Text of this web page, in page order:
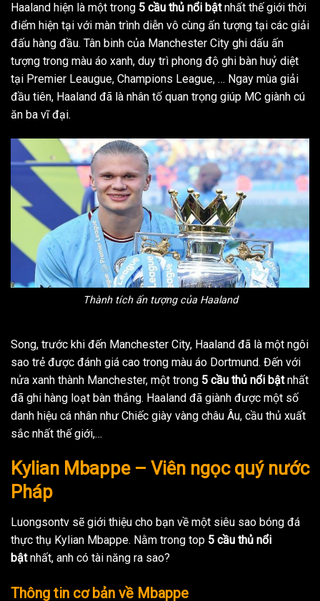
Haaland hiện là một trong 5 cầu thủ nổi bậtnhất thế giới thời
điểm hiện tại với màn trình diễn vô cùng ấn tượng tại các giải
đấu hàng đầu. Tân binh của Manchester City ghi dấu ấn
tượng trong màu áo xanh, duy trì phong độ ghi bàn huỷ diệt
tại Premier Leaugue, Champions League, … Ngay mùa giải
đầu tiên, Haaland đã là nhân tố quan trọng giúp MC giành cú
ăn ba vĩ đại.
Thành tích ấn tượng của Haaland
Song, trước khi đến Manchester City, Haaland đã là một ngôi
sao trẻ được đánh giá cao trong màu áo Dortmund. Đến với
nửa xanh thành Manchester, một trong 5 cầu thủ nổi bậtnhất
đã ghi hàng loạt bàn thắng. Haaland đã giành được một số
danh hiệu cá nhân như Chiếc giày vàng châu Âu, cầu thủ xuất
sắc nhất thế giới,…
Kylian Mbappe – Viên ngọc quý nước
Pháp
Luongsontv sẽ giới thiệu cho bạn về một siêu sao bóng đá
thực thụ Kylian Mbappe. Nằm trong top 5 cầu thủ nổi
bậtnhất, anh có tài năng ra sao?
Thông tin cơ bản về Mbappe